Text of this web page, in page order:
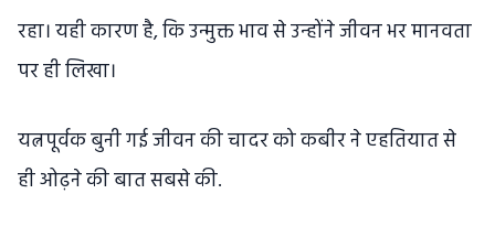
रहा। यही कारण है, कि उन्मुक्त भाव से उन्होंने जीवन भर मानवता
पर ही लिखा।
यत्नपूर्वक बुनी गई जीवन की चादर को कबीर ने एहतियात से
ही ओढ़ने की बात सबसे की.